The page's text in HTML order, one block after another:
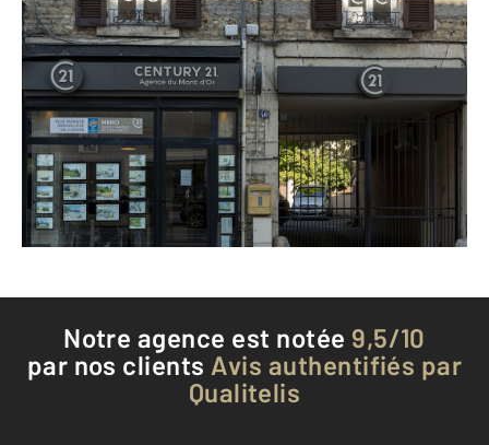
CENTURY 21 Agence du Mont d'Or
40 avenue Lanessan
CHAMPAGNE AU MONT D OR - 69410
Envoyer un message
Téléphoner à l'agence
Notre agence est notée 9,5/10
par nos clients Avis authentifiés par
Qualitelis